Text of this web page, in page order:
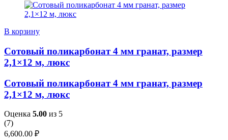
В корзину
Сотовый поликарбонат 4 мм гранат, размер
2,1×12 м, люкс
Сотовый поликарбонат 4 мм гранат, размер
2,1×12 м, люкс
Оценка 5.00 из 5
(7)
6,600.00 ₽